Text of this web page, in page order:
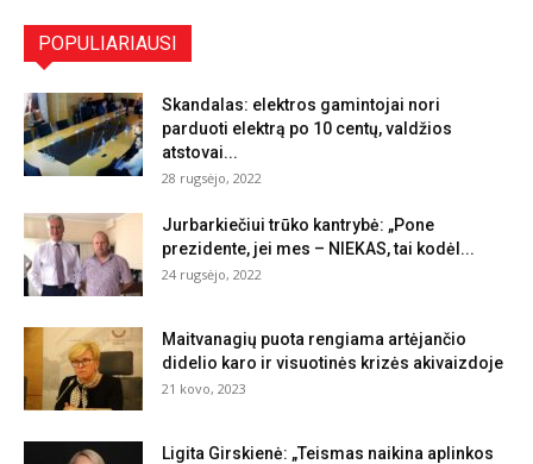
POPULIARIAUSI
Skandalas: elektros gamintojai nori
parduoti elektrą po 10 centų, valdžios
atstovai...
28 rugsėjo, 2022
Jurbarkiečiui trūko kantrybė: „Pone
prezidente, jei mes – NIEKAS, tai kodėl...
24 rugsėjo, 2022
Maitvanagių puota rengiama artėjančio
didelio karo ir visuotinės krizės akivaizdoje
21 kovo, 2023
Ligita Girskienė: „Teismas naikina aplinkos